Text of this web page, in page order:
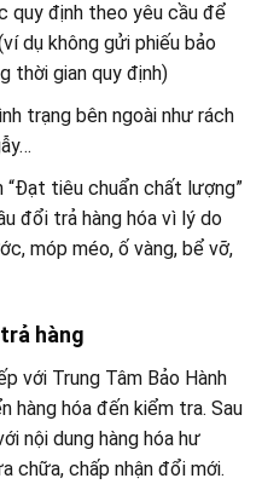
quy định theo yêu cầu để
dụ không gửi phiếu bảo
thời gian quy định)
trạng bên ngoài như rách
“Đạt tiêu chuẩn chất lượng”
đổi trả hàng hóa vì lý do
móp méo, ố vàng, bể vỡ,
hàng
với Trung Tâm Bảo Hành
hàng hóa đến kiểm tra. Sau
nội dung hàng hóa hư
chữa, chấp nhận đổi mới.